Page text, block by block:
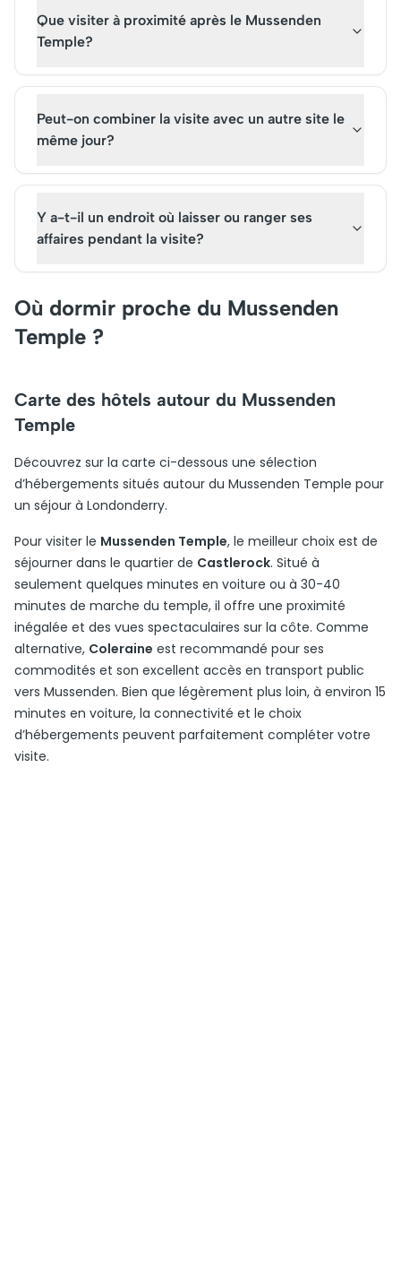
Que visiter à proximité après le Mussenden
Temple?
Peut-on combiner la visite avec un autre site le
même jour?
Y a-t-il un endroit où laisser ou ranger ses
affaires pendant la visite?
Où dormir proche du Mussenden
Temple ?
Carte des hôtels autour du Mussenden
Temple
Découvrez sur la carte ci-dessous une sélection
d’hébergements situés autour du Mussenden Temple pour
un séjour à Londonderry.
Pour visiter le Mussenden Temple, le meilleur choix est de
séjourner dans le quartier de Castlerock. Situé à
seulement quelques minutes en voiture ou à 30-40
minutes de marche du temple, il offre une proximité
inégalée et des vues spectaculaires sur la côte. Comme
alternative, Coleraine est recommandé pour ses
commodités et son excellent accès en transport public
vers Mussenden. Bien que légèrement plus loin, à environ 15
minutes en voiture, la connectivité et le choix
d’hébergements peuvent parfaitement compléter votre
visite.